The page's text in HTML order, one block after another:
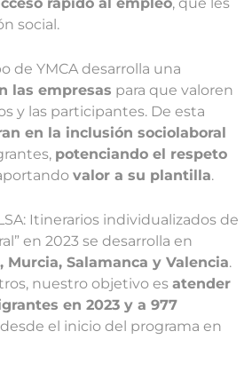
rápido al empleo, que les
social.
de YMCA desarrolla una
las empresas para que valoren
y las participantes. De esta
en la inclusión sociolaboral
potenciando el respeto
valor a su plantilla.
Itinerarios individualizados de
en 2023 se desarrolla en
Murcia, Salamanca y Valencia.
nuestro objetivo es atender
en 2023 y a 977
desde el inicio del programa en